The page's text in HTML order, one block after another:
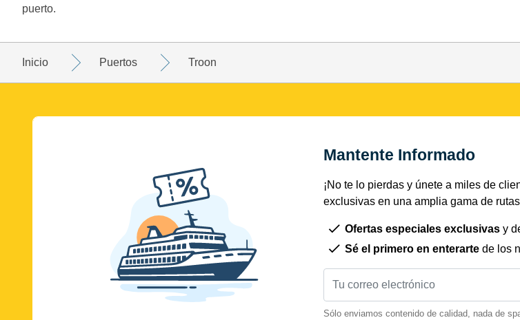
puerto.
Inicio Puertos Troon
Mantente Informado
¡No te lo pierdas y únete a miles de
exclusivas en una amplia gama de
Ofertas especiales exclusivas y
Sé el primero en enterarte de los
Sólo enviamos contenido de calidad, nada de